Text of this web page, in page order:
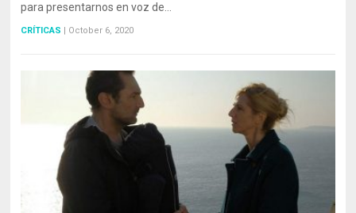
para presentarnos en voz de…
CRÍTICAS October 6, 2020